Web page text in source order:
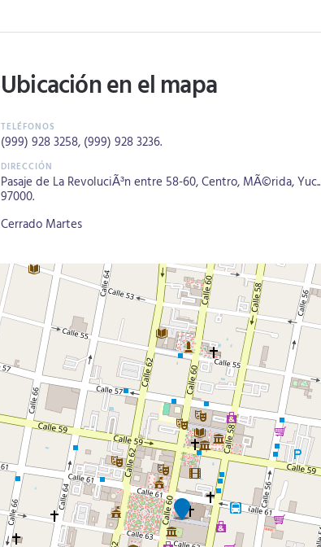
Ubicación en el mapa
(999) 928 3258, (999) 928 3236.
Pasaje de La RevoluciÃ³n entre 58-60, Centro, MÃ©rida, Yuc..
97000.
Cerrado Martes